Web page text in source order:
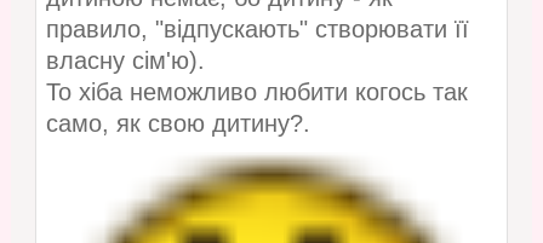
правило, "відпускають" створювати її
власну сім'ю).
То хіба неможливо любити когось так
само, як свою дитину?.